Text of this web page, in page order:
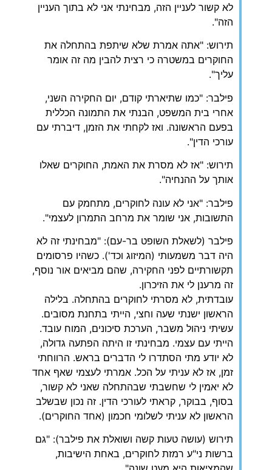
לא קשור לעניין הזה, מבחינתי אני לא בתוך העניין
הזה".
תירוש: "אתה אמרת שלא שיתפת בהתחלה את
החוקרים במשטרה כי רצית להבין מה זה אומר
עליך".
פילבר: "כמו שתיארתי קודם, יום החקירה השני,
אחרי בית המשפט, הבנתי את התמונה הכללית
בפעם הראשונה. ואז לקחתי את הזמן, דיברתי עם
עורכי הדין".
תירוש: "אז לא מסרת את האמת, החוקרים שאלו
אותך על ההנחיה".
פילבר: "אני לא עונה לחוקרים, מתחמק עם
התשובות, אני שומר את מרחב התמרון לעצמי".
פילבר (לשאלת השופט בר-עם): "מבחינתי זה לא
היה דבר משמעותי (המיזוג וכד'). כשהיו פרסומים
תקשורתיים לפני החקירה, שהם מביאים אור נוסף,
זה מרענן לי את הזיכרון.
עובדתית, לא מסרתי לחוקרים בהתחלה. בלילה
הראשון ישנתי שעה וחצי, הייתי בתחנת מסובים.
עשיתי ניהול משבר, הערכת סיכונים, המוח עובד.
הייתי עם עצמי. מבחינתי זו היתה הפתעה גדולה,
לא יודע מתי הסתדרו לי הדברים בראש. הרווחתי
זמן, אז לא עניתי על הכל. אמרתי לעצמי שאף אחד
לא יאמין לי שחשבתי שבהתחלה שאני לא קשור,
בסוף, בבוקר, קראתי לעורכי הדין. זה נכון שבשלב
הראשון לא עניתי לשלומי חכמון (אחד החוקרים).
תירוש (עושה טעות קשה ושואלת את פילבר): "גם
ברשות ני"ע רמזת לחוקרים, באחת הישיבות,